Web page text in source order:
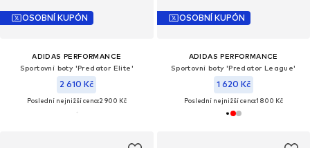
OSOBNÍ KUPÓN
ADIDAS PERFORMANCE
Sportovní boty 'Predator Elite'
2 610 Kč
Poslední nejnižší cena:2 900 Kč
OSOBNÍ KUPÓN
ADIDAS PERFORMANCE
Sportovní boty 'Predator League'
1 620 Kč
Poslední nejnižší cena:1 800 Kč